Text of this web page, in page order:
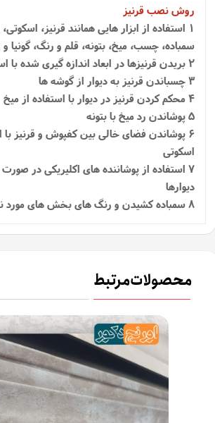
روش نصب قرنیز
1 استفاده از ابزار هایی همانند قرنیز، اسکوتی،
سمباده، چسب، میخ، بتونه، قلم و رنگ، گونیا
2 بریدن قرنیزها در ابعاد اندازه گیری شده با استفاده از اره
3 چسباندن قرنیز به دیوار از گوشه ها
4 محکم کردن قرنیز در دیوار با استفاده از میخ
5 پوشاندن رد میخ با بتونه
6 پوشاندن فضای خالی بین کفپوش و قرنیز با
اسکوتی
7 استفاده از پوشاننده‌ های اکلیریکی در
دیوارها
8 سمباده کشیدن و رنگ های بخش های مورد نیاز
محصولات مرتبط